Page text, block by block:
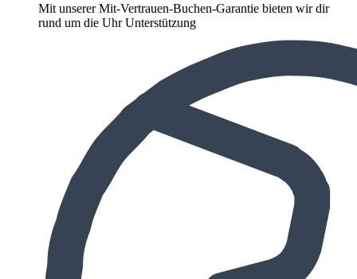
Mit unserer Mit-Vertrauen-Buchen-Garantie bieten wir dir
rund um die Uhr Unterstützung